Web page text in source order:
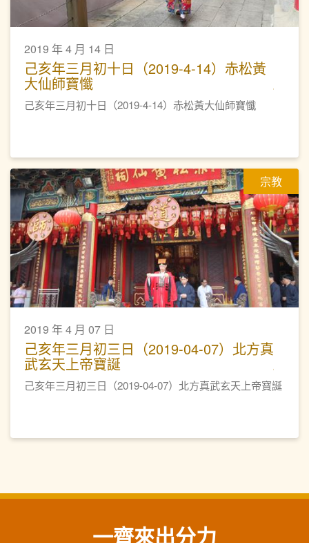
2019 年 4 月 14 日
己亥年三月初十日（2019-4-14）赤松黃
大仙師寶懺
己亥年三月初十日（2019-4-14）赤松黃大仙師寶懺
宗教
2019 年 4 月 07 日
己亥年三月初三日（2019-04-07）北方真
武玄天上帝寶誕
己亥年三月初三日（2019-04-07）北方真武玄天上帝寶誕
一齊來出分力